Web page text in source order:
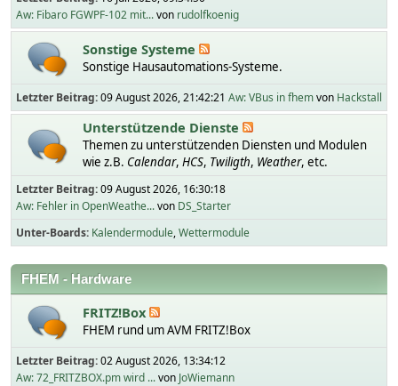
Aw: Fibaro FGWPF-102 mit...von rudolfkoenig
Sonstige Systeme
Sonstige Hausautomations-Systeme.
Letzter Beitrag:09 August 2026, 21:42:21 Aw: VBus in fhemvon Hackstall
Unterstützende Dienste
Themen zu unterstützenden Diensten und Modulen
wie z.B. Calendar, HCS, Twiligth, Weather, etc.
Letzter Beitrag:09 August 2026, 16:30:18
Aw: Fehler in OpenWeathe...von DS_Starter
Unter-Boards Kalendermodule Wettermodule
FHEM - Hardware
FRITZ!Box
FHEM rund um AVM FRITZ!Box
Letzter Beitrag:02 August 2026, 13:34:12
Aw: 72_FRITZBOX.pm wird ...von JoWiemann